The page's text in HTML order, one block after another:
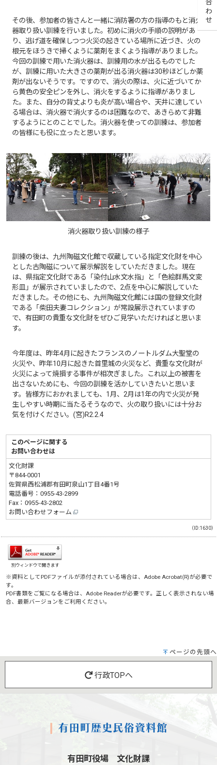
その後、参加者の皆さんと一緒に消防署の方の指導のもと消火
器取り扱い訓練を行いました。初めに消火の手順の説明があ
り、逃げ道を確保しつつ火災の起きている場所に近づき、火の
根元をほうきで掃くように薬剤をまくよう指導がありました。
今回の訓練で用いた消火器は、訓練用の水が出るものでした
が、訓練に用いた大きさの薬剤が出る消火器は30秒ほどしか薬
剤が出ないそうです。ですので、消火の際は、火に近づいてか
ら黄色の安全ピンを外し、消火をするように指導がありまし
た。また、自分の背丈よりも炎が高い場合や、天井に達してい
る場合は、消火器で消火するのは困難なので、あきらめて非難
するようにとのことでした。消火器を使っての訓練は、参加者
の皆様にも役に立ったと思います。
消火器取り扱い訓練の様子
訓練の後は、九州陶磁文化館で収蔵している指定文化財を中心
とした古陶磁について展示解説をしていただきました。現在
は、県指定文化財である「染付山水文水指」と「色絵群馬文変
形皿」が展示されていましたので、2点を中心に解説していた
だきました。その他にも、九州陶磁文化館には国の登録文化財
である「柴田夫妻コレクション」が常設展示されていますの
で、有田町の貴重な文化財をぜひご見学いただければと思いま
す。
今年度は、昨年4月に起きたフランスのノートルダム大聖堂の
火災や、昨年10月に起きた首里城の火災など、貴重な文化財が
火災によって焼損する事件が相次ぎました。これ以上の被害を
出さないためにも、今回の訓練を活かしていきたいと思いま
す。皆様方におかれましても、1月、2月は1年の内で火災が発
生しやすい時期に当たるそうなので、火の取り扱いには十分お
気を付けください。(宮)R2.2.4
このページに関する
お問い合わせは
文化財課
〒844-0001
佐賀県西松浦郡有田町泉山1丁目4番1号
電話番号：0955-43-2899
Fax：0955-43-2802
お問い合わせフォーム
（ID:1630）
別ウィンドウで開きます
※資料としてPDFファイルが添付されている場合は、Adobe Acrobat(R)が必要で
す。
PDF書類をご覧になる場合は、Adobe Readerが必要です。正しく表示されない場
合、最新バージョンをご利用ください。
ページの先頭へ
行政TOPへ
有田町役場 文化財課